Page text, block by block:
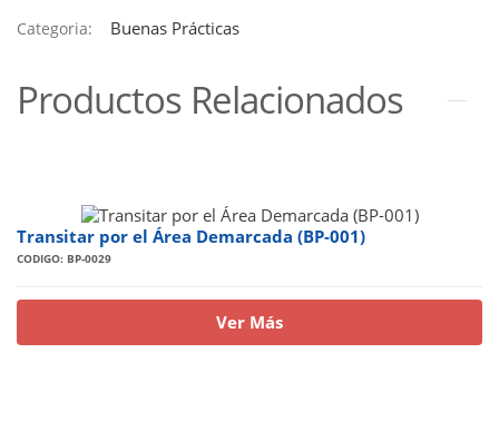
Categoria: Buenas Prácticas
Productos Relacionados
Transitar por el Área Demarcada (BP-001)
CODIGO: BP-0029
Ver Más